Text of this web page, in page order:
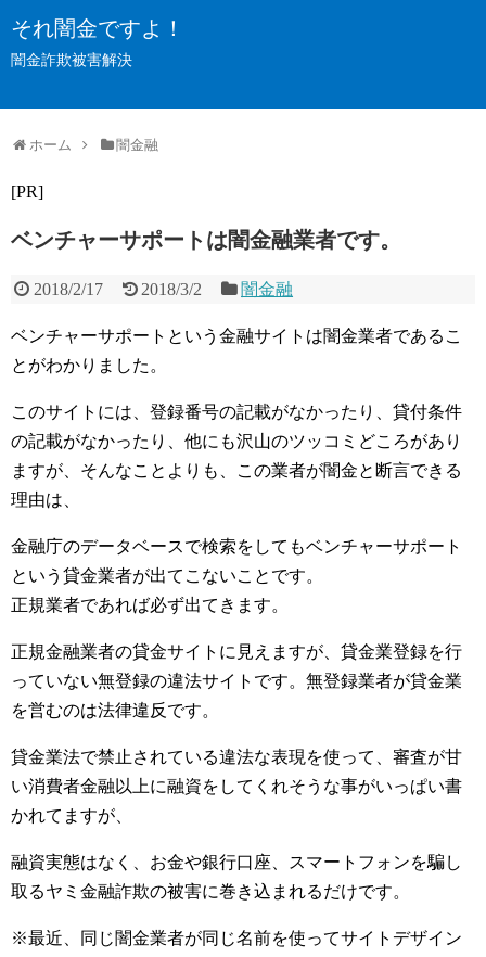
それ闇金ですよ！
闇金詐欺被害解決
ホーム 闇金融
[PR]
ベンチャーサポートは闇金融業者です。
2018/2/17 2018/3/2 闇金融
ベンチャーサポートという金融サイトは闇金業者であるこ
とがわかりました。
このサイトには、登録番号の記載がなかったり、貸付条件
の記載がなかったり、他にも沢山のツッコミどころがあり
ますが、そんなことよりも、この業者が闇金と断言できる
理由は、
金融庁のデータベースで検索をしてもベンチャーサポート
という貸金業者が出てこないことです。
正規業者であれば必ず出てきます。
正規金融業者の貸金サイトに見えますが、貸金業登録を行
っていない無登録の違法サイトです。無登録業者が貸金業
を営むのは法律違反です。
貸金業法で禁止されている違法な表現を使って、審査が甘
い消費者金融以上に融資をしてくれそうな事がいっぱい書
かれてますが、
融資実態はなく、お金や銀行口座、スマートフォンを騙し
取るヤミ金融詐欺の被害に巻き込まれるだけです。
※最近、同じ闇金業者が同じ名前を使ってサイトデザイン